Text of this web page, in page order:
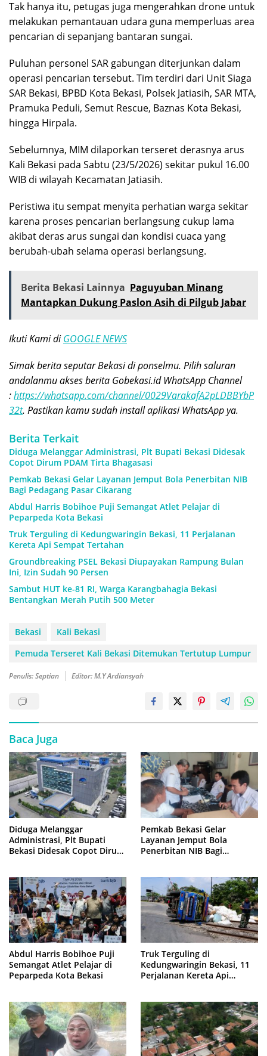
Tak hanya itu, petugas juga mengerahkan drone untuk
melakukan pemantauan udara guna memperluas area
pencarian di sepanjang bantaran sungai.
Puluhan personel SAR gabungan diterjunkan dalam
operasi pencarian tersebut. Tim terdiri dari Unit Siaga
SAR Bekasi, BPBD Kota Bekasi, Polsek Jatiasih, SAR MTA,
Pramuka Peduli, Semut Rescue, Baznas Kota Bekasi,
hingga Hirpala.
Sebelumnya, MIM dilaporkan terseret derasnya arus
Kali Bekasi pada Sabtu (23/5/2026) sekitar pukul 16.00
WIB di wilayah Kecamatan Jatiasih.
Peristiwa itu sempat menyita perhatian warga sekitar
karena proses pencarian berlangsung cukup lama
akibat deras arus sungai dan kondisi cuaca yang
berubah-ubah selama operasi berlangsung.
Berita Bekasi Lainnya Paguyuban Minang
Mantapkan Dukung Paslon Asih di Pilgub Jabar
Ikuti Kami diGOOGLE NEWS
Simak berita seputar Bekasi di ponselmu. Pilih saluran
andalanmu akses berita Gobekasi.id WhatsApp Channel
:https://whatsapp.com/channel/0029VarakafA2pLDBBYbP
32t. Pastikan kamu sudah install aplikasi WhatsApp ya.
Berita Terkait
Diduga Melanggar Administrasi, Plt Bupati Bekasi Didesak
Copot Dirum PDAM Tirta Bhagasasi
Pemkab Bekasi Gelar Layanan Jemput Bola Penerbitan NIB
Bagi Pedagang Pasar Cikarang
Abdul Harris Bobihoe Puji Semangat Atlet Pelajar di
Peparpeda Kota Bekasi
Truk Terguling di Kedungwaringin Bekasi, 11 Perjalanan
Kereta Api Sempat Tertahan
Groundbreaking PSEL Bekasi Diupayakan Rampung Bulan
Ini, Izin Sudah 90 Persen
Sambut HUT ke-81 RI, Warga Karangbahagia Bekasi
Bentangkan Merah Putih 500 Meter
Bekasi
Kali Bekasi
Pemuda Terseret Kali Bekasi Ditemukan Tertutup Lumpur
Penulis: Septian Editor: M.Y Ardiansyah
Baca Juga
Diduga Melanggar
Administrasi, Plt Bupati
Bekasi Didesak Copot Dirum
Pemkab Bekasi Gelar
Layanan Jemput Bola
Penerbitan NIB Bagi
Abdul Harris Bobihoe Puji
Semangat Atlet Pelajar di
Peparpeda Kota Bekasi
Truk Terguling di
Kedungwaringin Bekasi, 11
Perjalanan Kereta Api